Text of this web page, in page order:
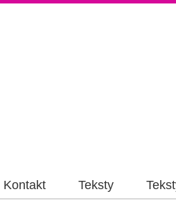
Kontakt Teksty